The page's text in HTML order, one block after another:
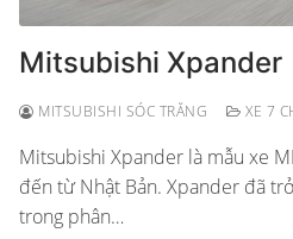
Mitsubishi Xpander
MITSUBISHI SÓC TRĂNG XE 7
Mitsubishi Xpander là mẫu xe
đến từ Nhật Bản. Xpander đã
trong phân…